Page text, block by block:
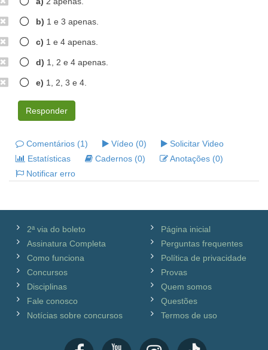
b) 1 e 3 apenas.
c) 1 e 4 apenas.
d) 1, 2 e 4 apenas.
e) 1, 2, 3 e 4.
Responder
Comentários (1) Vídeo (0)
Solicitar Video
Estatísticas
Cadernos (0)
Anotações (0)
Notificar erro
2ª via do boleto
Assinatura Completa
Como funciona
Concursos
Disciplinas
Fale conosco
Notícias sobre concursos
Página inicial
Perguntas frequentes
Política de privacidade
Provas
Quem somos
Questões
Termos de uso